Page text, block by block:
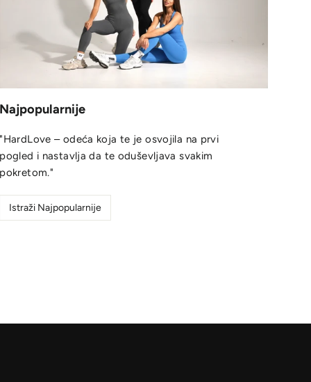
Najpopularnije
"HardLove – odeća koja te je osvojila na prvi
pogled i nastavlja da te oduševljava svakim
pokretom."
Istraži Najpopularnije